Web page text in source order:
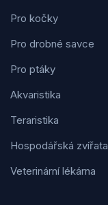
Pro kočky
Pro drobné savce
Pro ptáky
Akvaristika
Teraristika
Hospodářská zvířata
Veterinární lékárna